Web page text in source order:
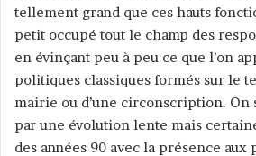
tellement grand que ces hauts
petit occupé tout le champ des
en évinçant peu à peu ce que l’on
politiques classiques formés sur le
mairie ou d’une circonscription. On
par une évolution lente mais
des années 90 avec la présence